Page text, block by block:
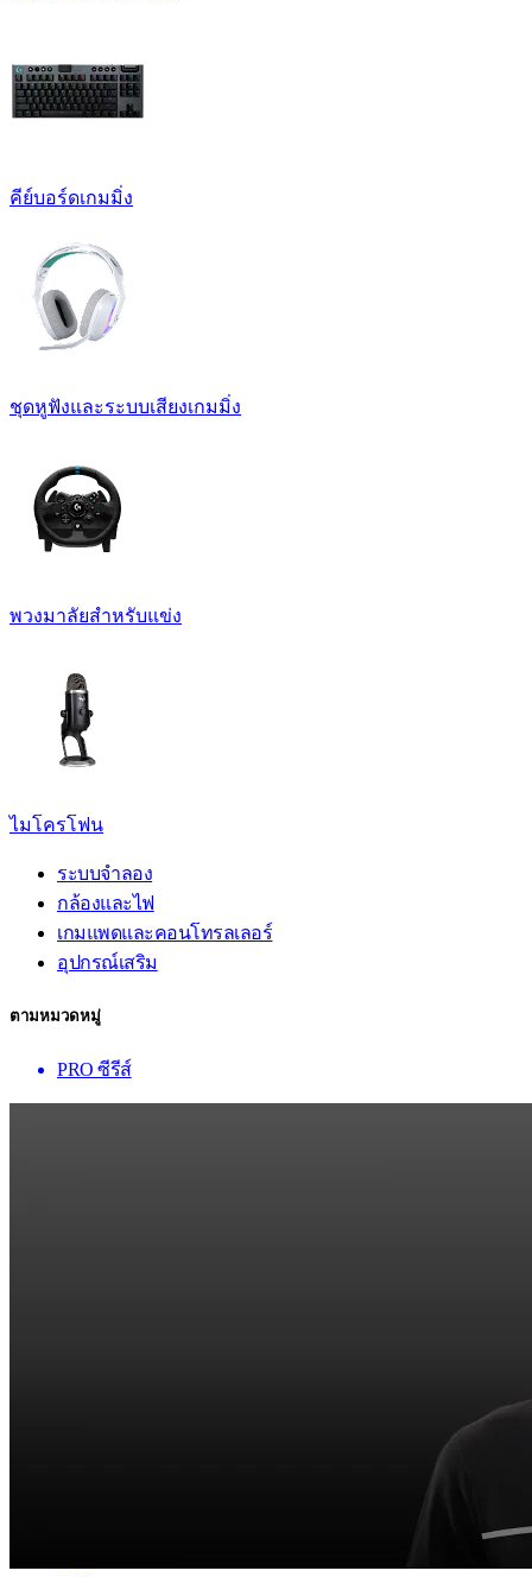
คีย์บอร์ดเกมมิ่ง
ชุดหูฟังและระบบเสียงเกมมิ่ง
พวงมาลัยสำหรับแข่ง
ไมโครโฟน
ระบบจำลอง
กล้องและไฟ
เกมแพดและคอนโทรลเลอร์
อุปกรณ์เสริม
ตามหมวดหมู่
PRO ซีรีส์